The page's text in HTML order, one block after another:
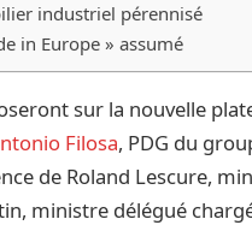
industriel pérennisé
in Europe » assumé
sur la nouvelle
Filosa, PDG du
de Roland Lescure,
ministre délégué